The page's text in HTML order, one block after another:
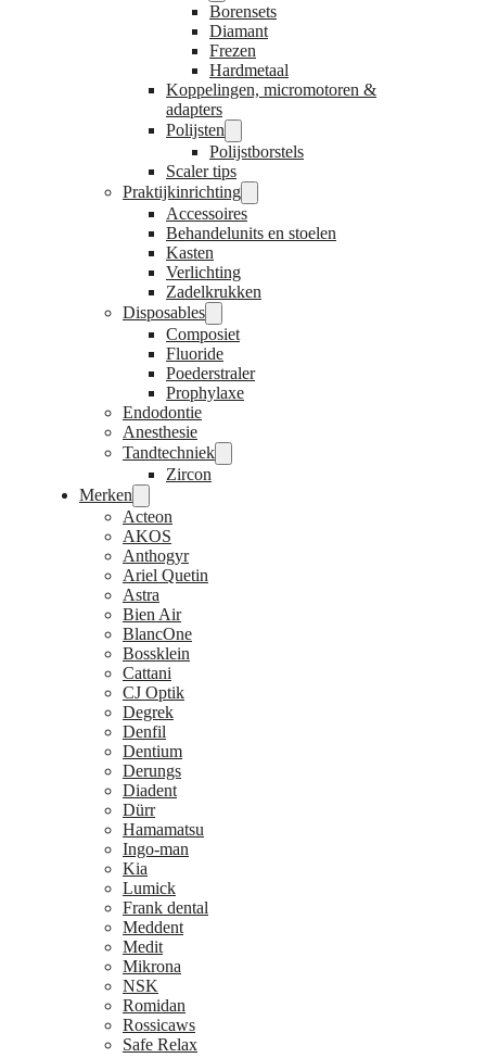
Borensets
Diamant
Frezen
Hardmetaal
Koppelingen, micromotoren &
adapters
Polijsten
Polijstborstels
Scaler tips
Praktijkinrichting
Accessoires
Behandelunits en stoelen
Kasten
Verlichting
Zadelkrukken
Disposables
Composiet
Fluoride
Poederstraler
Prophylaxe
Endodontie
Anesthesie
Tandtechniek
Zircon
Merken
Acteon
AKOS
Anthogyr
Ariel Quetin
Astra
Bien Air
BlancOne
Bossklein
Cattani
CJ Optik
Degrek
Denfil
Dentium
Derungs
Diadent
Dürr
Hamamatsu
Ingo-man
Kia
Lumick
Frank dental
Meddent
Medit
Mikrona
NSK
Romidan
Rossicaws
Safe Relax